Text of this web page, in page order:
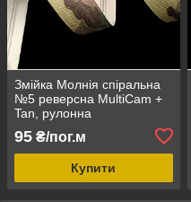
Змійка Молнія спіральна
№5 реверсна MultiCam +
Tan, рулонна
95 ₴/пог.м
Купити